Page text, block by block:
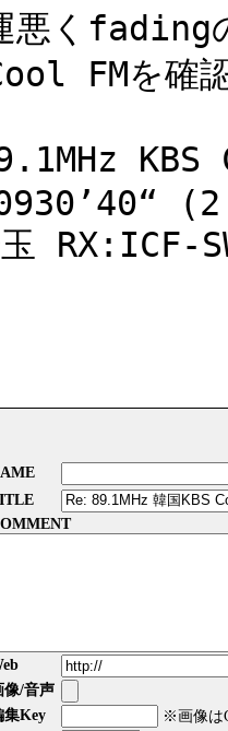
悪くfading
FMを確
玉
像/音声
集Key
※画像は